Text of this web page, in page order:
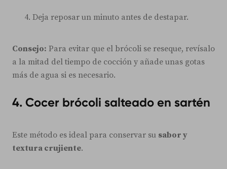
Deja reposar un minuto antes de destapar.
Consejo: Para evitar que el brócoli se reseque, revísalo
a la mitad del tiempo de cocción y añade unas gotas
más de agua si es necesario.
4. Cocer brócoli salteado en sartén
Este método es ideal para conservar su sabor y
textura crujiente.